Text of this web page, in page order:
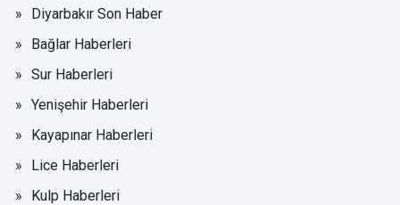
Diyarbakır Son Haber
Bağlar Haberleri
Sur Haberleri
Yenişehir Haberleri
Kayapınar Haberleri
Lice Haberleri
Kulp Haberleri